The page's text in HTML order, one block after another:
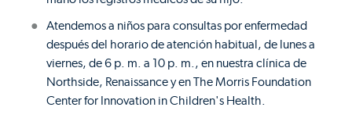
Atendemos a niños para consultas por enfermedad
después del horario de atención habitual, de lunes a
viernes, de 6 p. m. a 10 p. m., en nuestra clínica de
Northside, Renaissance y en The Morris Foundation
Center for Innovation in Children's Health.